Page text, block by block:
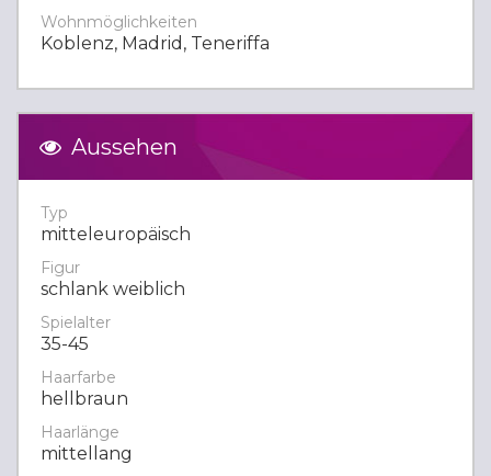
Wohnmöglichkeiten
Koblenz, Madrid, Teneriffa
Aussehen
Typ
mitteleuropäisch
Figur
schlank weiblich
Spielalter
35-45
Haarfarbe
hellbraun
Haarlänge
mittellang